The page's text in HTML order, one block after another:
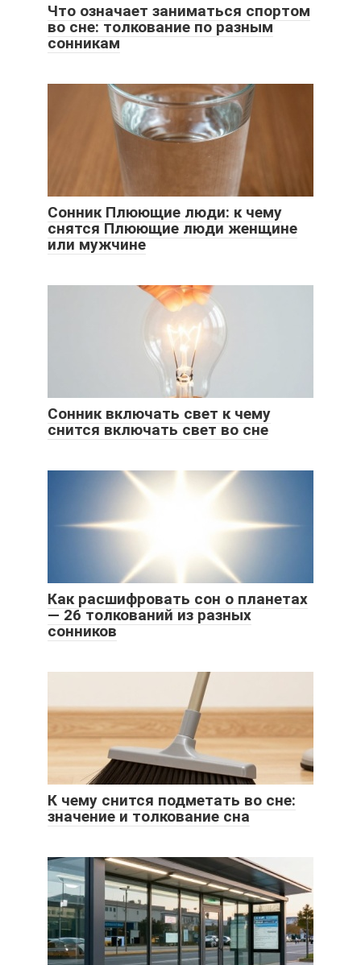
Что означает заниматься спортом
во сне: толкование по разным
сонникам
Сонник Плюющие люди: к чему
снятся Плюющие люди женщине
или мужчине
Сонник включать свет к чему
снится включать свет во сне
Как расшифровать сон о планетах
— 26 толкований из разных
сонников
К чему снится подметать во сне:
значение и толкование сна